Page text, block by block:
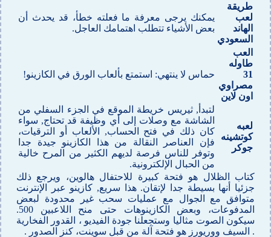
طريقة
لعب
الهاند
السعودي
يمكنك يرجى معرفة ما فعلته خطأ، قد يحدث أن
بعض الأشياء تتطلب اهتمامك العاجل.
العب
طاوله
31
مصراوي
اون لاين
حماس لا ينتهي: استمتع بألعاب الورق في الكازينو!
لعبه
كوتشينه
جوكر
لتبدأ, ثيريس خريطة الموقع في الجزء السفلي من
الشاشة مع وصلات إلى أي وظيفة قد تحتاج, سواء
كان ذلك في فتح الحساب, الألعاب أو الترقيات،
فإن العناصر النقالة من هذا الكازينو جيدة جدا
وتوفر للناس فرصة لديهم الكثير من المرح خالية
من الحبال الإلكترونية.
كتاب الظلال هو فتحة كبيرة للاحتفال هالوين، ويرجع ذلك
جزئيا أنها بسيطة جدا لإتقان. هذا سريع, كازينو عبر الإنترنت
متوافق مع الجوال مع عمليات سحب غير محدودة لبعض
المدفوعات، وبعض الكازينوهات حتى منح اللاعبين 500.
سيكون الصوت مثاليا وستجعلنا جودة الفيديو ، القدور الفخارية
. السيف ووريورز هو فتحة آلة من قبل سوينت، كنز الصدور .